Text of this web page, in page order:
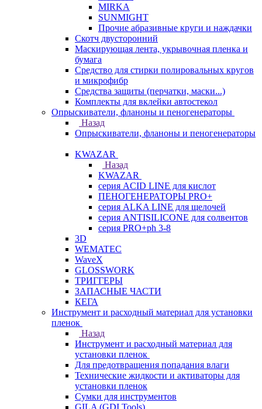
MIRKA
SUNMIGHT
Прочие абразивные круги и наждачки
Скотч двусторонний
Маскирующая лента, укрывочная пленка и
бумага
Средство для стирки полировальных кругов
и микрофибр
Средства защиты (перчатки, маски...)
Комплекты для вклейки автостекол
Опрыскиватели, фланоны и пеногенераторы
Назад
Опрыскиватели, фланоны и пеногенераторы
KWAZAR
Назад
KWAZAR
серия ACID LINE для кислот
ПЕНОГЕНЕРАТОРЫ PRO+
серия ALKA LINE для щелочей
серия ANTISILICONE для солвентов
серия PRO+ph 3-8
3D
WEMATEC
WaveX
GLOSSWORK
ТРИГГЕРЫ
ЗАПАСНЫЕ ЧАСТИ
КЕГА
Инструмент и расходный материал для установки
пленок
Назад
Инструмент и расходный материал для
установки пленок
Для предотвращения попадания влаги
Технические жидкости и активаторы для
установки пленок
Сумки для инструментов
GILA (GDI Tools)